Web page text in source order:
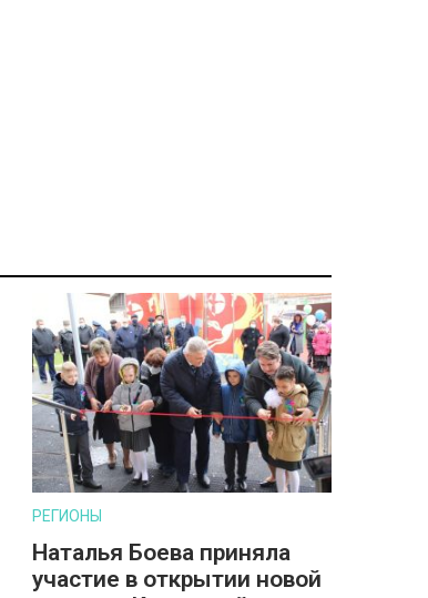
РЕГИОНЫ
Наталья Боева приняла
участие в открытии новой